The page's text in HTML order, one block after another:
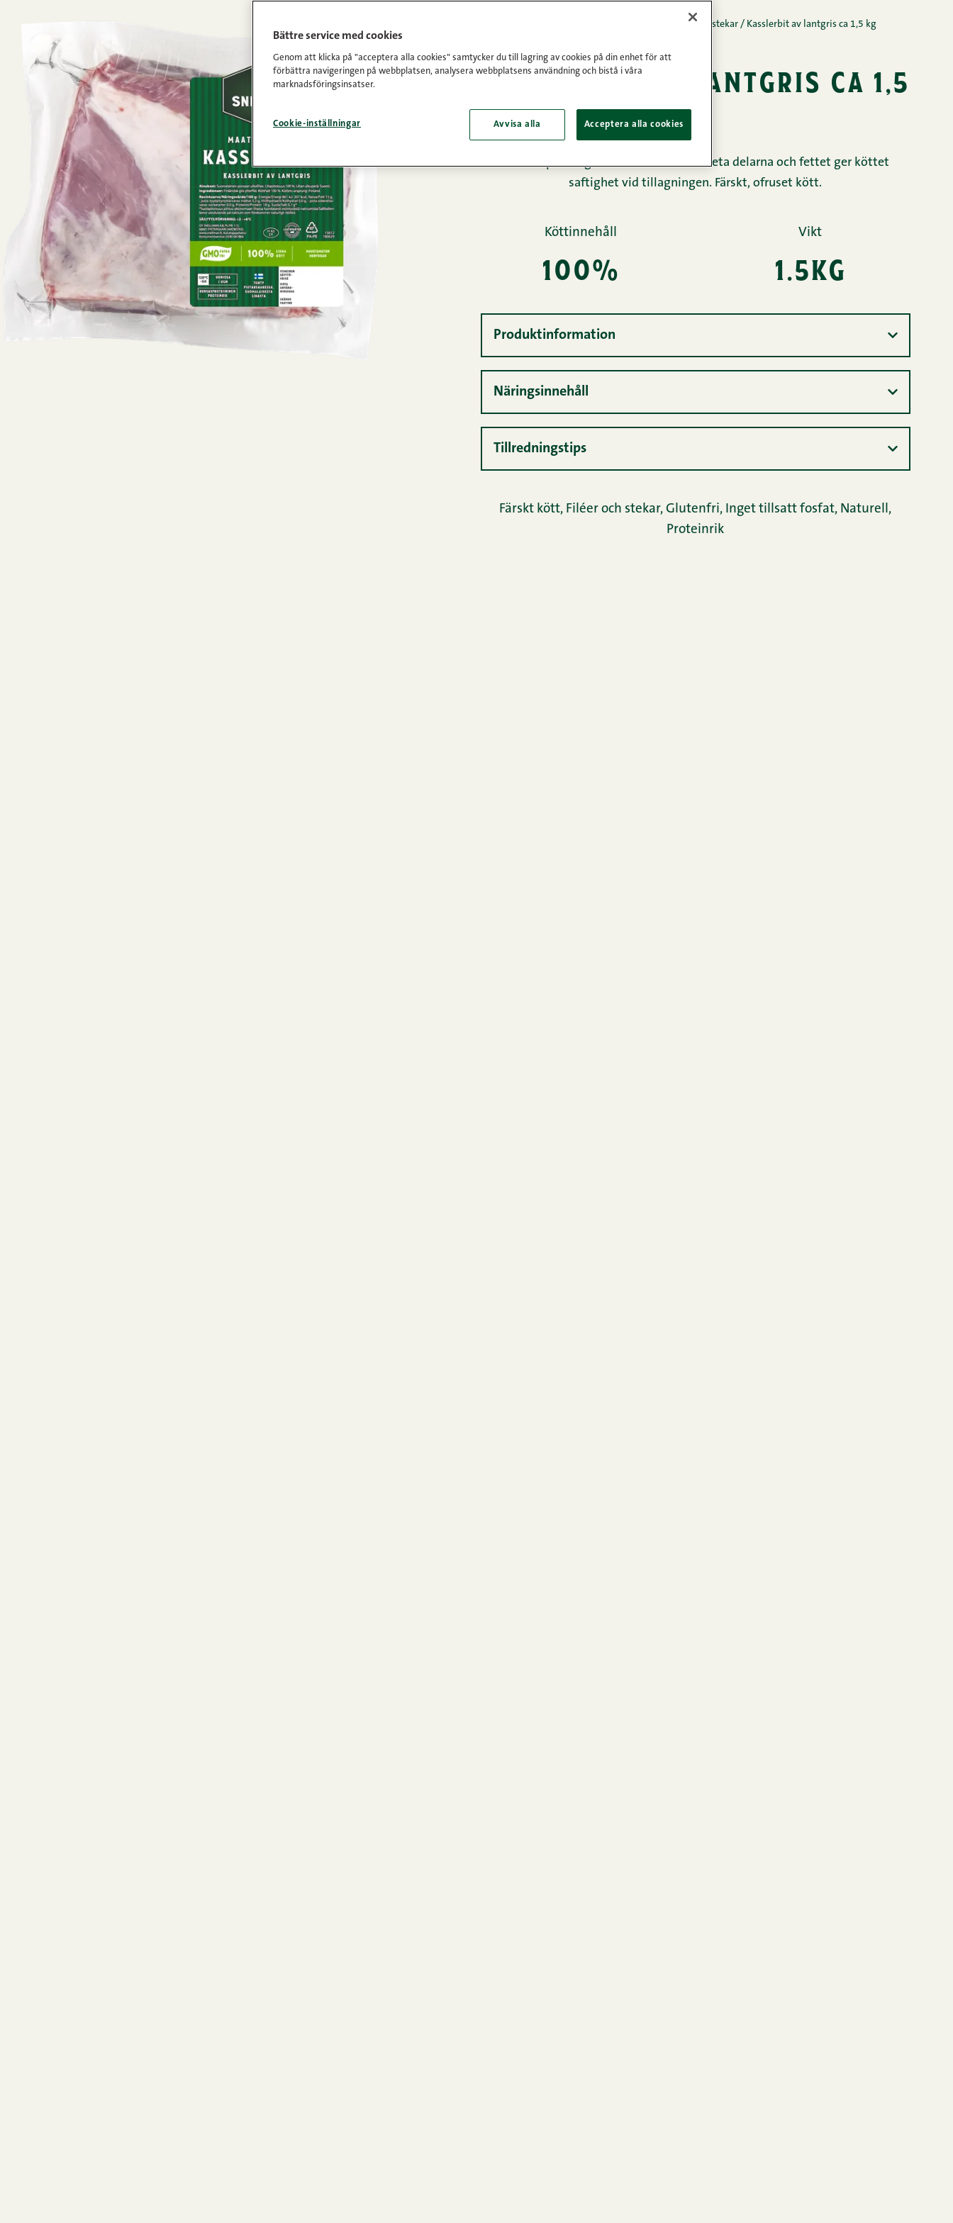
Filéer och stekar / Kasslerbit av lantgris ca 1,5 kg
kasslerbit av lantgris ca 1,5
kg
Nacken på lantgrisen är en av de mer feta delarna och fettet ger köttet
saftighet vid tillagningen. Färskt, ofruset kött.
Köttinnehåll
100%
Vikt
1.5kg
Produktinformation
Näringsinnehåll
Tillredningstips
Färskt kött, Filéer och stekar,Glutenfri, Inget tillsatt fosfat, Naturell,
Proteinrik
Bättre service med cookies
Genom att klicka på "acceptera alla cookies" samtycker du till lagring av cookies på din enhet för att
förbättra navigeringen på webbplatsen, analysera webbplatsens användning och bistå i våra
marknadsföringsinsatser.
Cookie-inställningar Avvisa alla Acceptera alla cookies